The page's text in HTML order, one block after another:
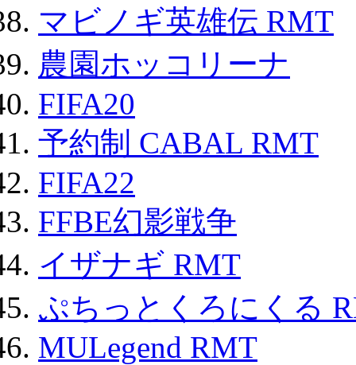
マビノギ英雄伝 RMT
農園ホッコリーナ
FIFA20
予約制 CABAL RMT
FIFA22
FFBE幻影戦争
イザナギ RMT
ぷちっとくろにくる
MULegend RMT